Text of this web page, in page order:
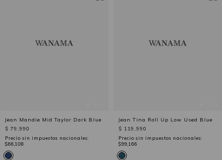
Jean Mandie Mid Taylor Dark Blue
$ 79,990
Precio sin impuestos nacionales:
$66,108
Jean Tina Roll Up Low Used Blue
$ 119,990
Precio sin impuestos nacionales:
$99,166